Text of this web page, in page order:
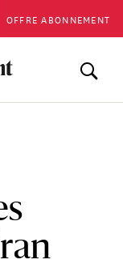
OFFRE ABONNEMENT